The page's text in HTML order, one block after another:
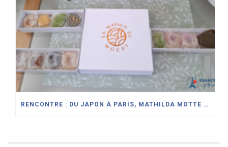
RENCONTRE : DU JAPON À PARIS, MATHILDA MOTTE RÉINTERPRÈTE L’ART DU DAIFUKU À LA MAISON DU MOCHI